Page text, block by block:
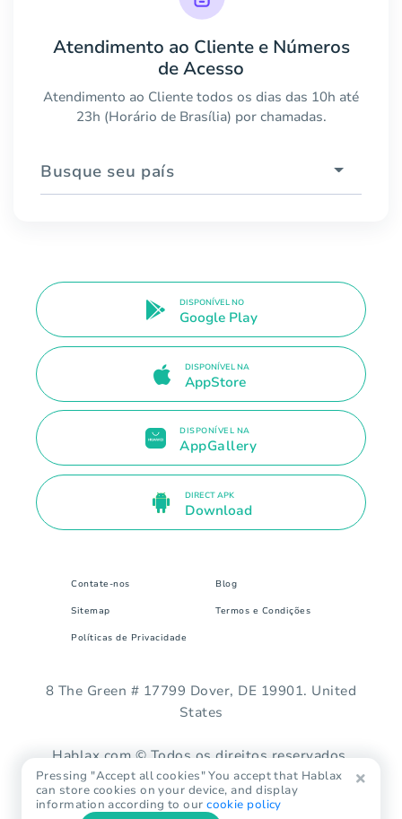
Atendimento ao Cliente e Números
de Acesso
Atendimento ao Cliente todos os dias das 10h até
23h (Horário de Brasília) por chamadas.
Busque seu país
DISPONÍVEL NO
Google Play
DISPONÍVEL NA
AppStore
DISPONÍVEL NA
AppGallery
DIRECT APK
Download
Contate-nos Blog
Sitemap Termos e Condições
Políticas de Privacidade
8 The Green # 17799 Dover, DE 19901. United
States
Hablax.com © Todos os direitos reservados.
Pressing "Accept all cookies" You accept that Hablax
can store cookies on your device, and display
information according to ourcookie policy